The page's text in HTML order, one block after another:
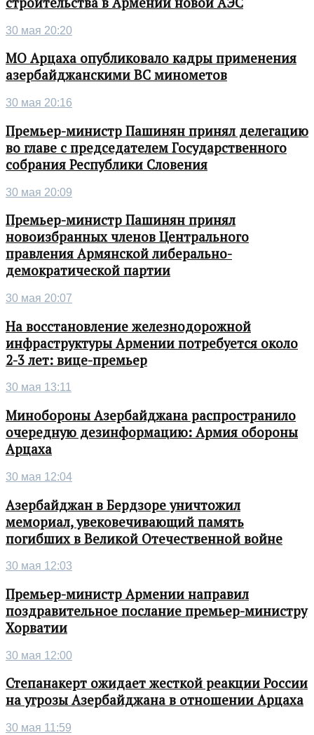
30 мая 20:20
МО Арцаха опубликовало кадры применения
азербайджанскими ВС минометов
30 мая 20:16
Премьер-министр Пашинян принял делегацию
во главе с председателем Государственного
собрания Республики Словения
30 мая 20:09
Премьер-министр Пашинян принял
новоизбранных членов Центрального
правления Армянской либерально-
демократической партии
30 мая 20:07
На восстановление железнодорожной
инфраструктуры Армении потребуется около
2-3 лет: вице-премьер
30 мая 13:11
Минобороны Азербайджана распространило
очередную дезинформацию: Армия обороны
Арцаха
30 мая 12:04
Азербайджан в Бердзоре уничтожил
мемориал, увековечивающий память
погибших в Великой Отечественной войне
30 мая 12:03
Премьер-министр Армении направил
поздравительное послание премьер-министру
Хорватии
30 мая 12:00
Степанакерт ожидает жесткой реакции России
на угрозы Азербайджана в отношении Арцаха
30 мая 11:59